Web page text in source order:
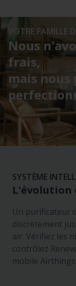
même
VOTRE FAMILLE
Nous
frais,
mais nous
SYSTÈME
L'évolution
Un purificateur
discrètement
air. Vérifiez les
contrôlez
mobile Airthings.